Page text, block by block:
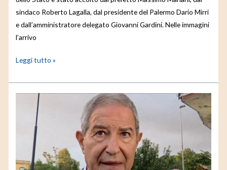
sindaco Roberto Lagalla, dal presidente del Palermo Dario Mirri
e dall’amministratore delegato Giovanni Gardini. Nelle immagini
l’arrivo
Leggi tutto »
Musumeci
governo
rimesso
il